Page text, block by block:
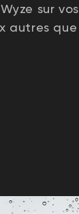
sur vos
autres que